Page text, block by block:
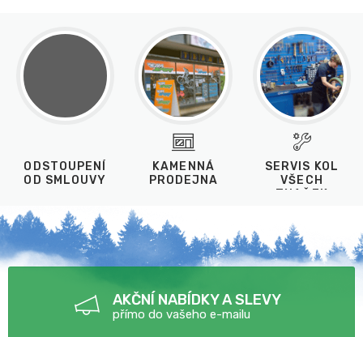
ODSTOUPENÍ
OD SMLOUVY
KAMENNÁ
PRODEJNA
SERVIS KOL
VŠECH
ZNAČEK
AKČNÍ NABÍDKY A SLEVY
přímo do vašeho e-mailu